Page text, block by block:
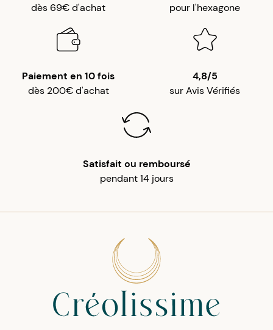
dès 69€ d'achat
pour l'hexagone
Paiement en 10 fois
dès 200€ d'achat
4,8/5
sur Avis Vérifiés
Satisfait ou remboursé
pendant 14 jours